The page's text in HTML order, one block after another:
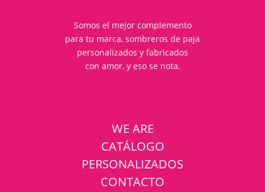
Somos el mejor complemento
para tu marca, sombreros de paja
personalizados y fabricados
con amor, y eso se nota.
WE ARE
CATÁLOGO
PERSONALIZADOS
CONTACTO